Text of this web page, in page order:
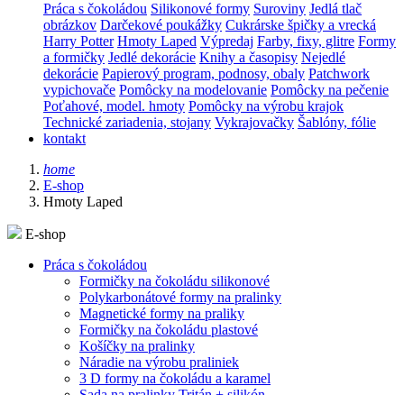
Práca s čokoládou Silikonové formy Suroviny Jedlá tlač
obrázkov Darčekové poukážky Cukrárske špičky a vrecká
Harry Potter Hmoty Laped Výpredaj Farby, fixy, glitre Formy
a formičky Jedlé dekorácie Knihy a časopisy Nejedlé
dekorácie Papierový program, podnosy, obaly Patchwork
vypichovače Pomôcky na modelovanie Pomôcky na pečenie
Poťahové, model. hmoty Pomôcky na výrobu krajok
Technické zariadenia, stojany Vykrajovačky Šablóny, fólie
kontakt
home
E-shop
Hmoty Laped
E-shop
Práca s čokoládou
Formičky na čokoládu silikonové
Polykarbonátové formy na pralinky
Magnetické formy na praliky
Formičky na čokoládu plastové
Košíčky na pralinky
Náradie na výrobu praliniek
3 D formy na čokoládu a karamel